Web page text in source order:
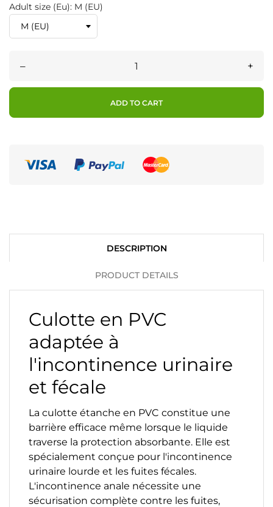
Adult size (Eu): M (EU)
– +
ADD TO CART
DESCRIPTION
PRODUCT DETAILS
Culotte en PVC
adaptée à
l'incontinence urinaire
et fécale
La culotte étanche en PVC constitue une
barrière efficace même lorsque le liquide
traverse la protection absorbante. Elle est
spécialement conçue pour l'incontinence
urinaire lourde et les fuites fécales.
L'incontinence anale nécessite une
sécurisation complète contre les fuites,